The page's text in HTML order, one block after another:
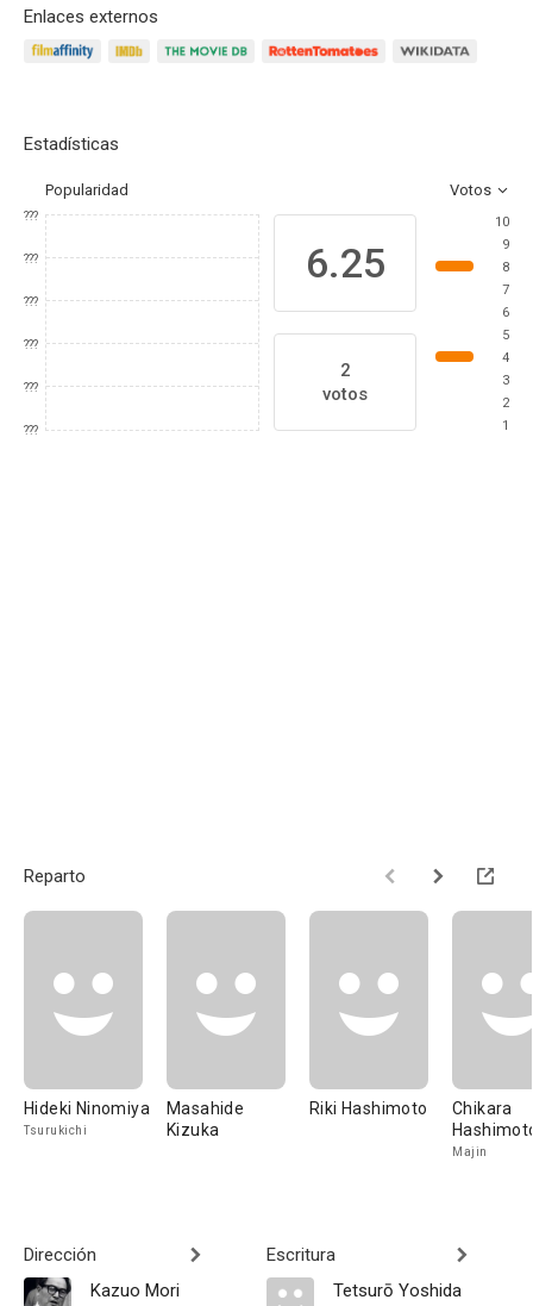
Enlaces externos
Estadísticas
Popularidad Votos
???
???
???
???
???
???
6.25
2
votos
10
9
8
7
6
5
4
3
2
1
Reparto
Hideki Ninomiya
Tsurukichi
Masahide
Kizuka
Riki Hashimoto
Chikara
Majin
Dirección
Kazuo Mori
Escritura
Tetsurō Yoshida